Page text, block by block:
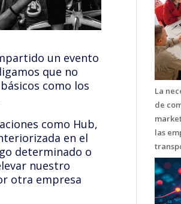
un evento
que no
como los
como Hub,
en el
determinado o
nuestro
otra empresa
La
de
las